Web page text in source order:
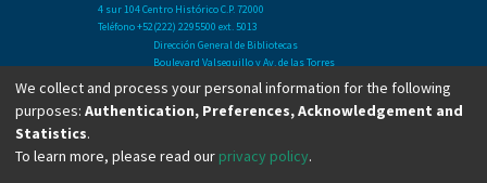
4 sur 104 Centro Histórico C.P. 72000
Teléfono +52(222) 2295500 ext. 5013
Dirección General de Bibliotecas
Boulevard Valsequillo y Av. de las Torres
Ciudad Universitaria. Col. San Manuel
C.P. 72570
Teléfono +52 (222) 2295500 Ext 2901
We collect and process your personal information for the following
purposes: Authentication, Preferences, Acknowledgement and
Statistics.
To learn more, please read our privacy policy.